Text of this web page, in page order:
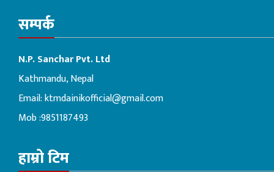
सम्पर्क
N.P. Sanchar Pvt. Ltd
Kathmandu, Nepal
Email:ktmdainikofficial@gmail.com
Mob :9851187493
हाम्रो टिम